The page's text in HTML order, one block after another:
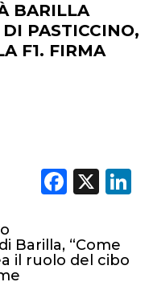
BARILLA
PASTICCINO,
F1. FIRMA
X
Barilla, “Come
il ruolo del cibo